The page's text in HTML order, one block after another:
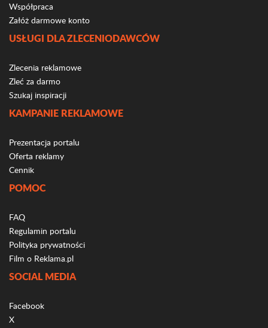
Współpraca
Załóż darmowe konto
USŁUGI DLA ZLECENIODAWCÓW
Zlecenia reklamowe
Zleć za darmo
Szukaj inspiracji
KAMPANIE REKLAMOWE
Prezentacja portalu
Oferta reklamy
Cennik
POMOC
FAQ
Regulamin portalu
Polityka prywatności
Film o Reklama.pl
SOCIAL MEDIA
Facebook
X